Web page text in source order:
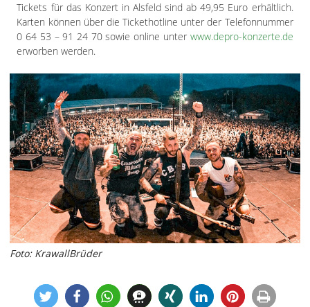
Tickets für das Konzert in Alsfeld sind ab 49,95 Euro erhältlich.
Karten können über die Tickethotline unter der Telefonnummer
0 64 53 – 91 24 70 sowie online unter www.depro-konzerte.de
erworben werden.
Foto: KrawallBrüder